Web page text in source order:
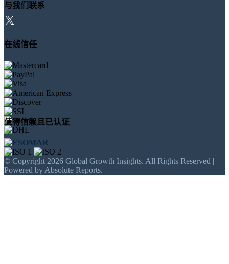
与我们联系
在线信任
值得信赖且已认证
© Copyright 2026 Global Growth Insights. All Rights Reserved |
Powered by Absolute Reports.